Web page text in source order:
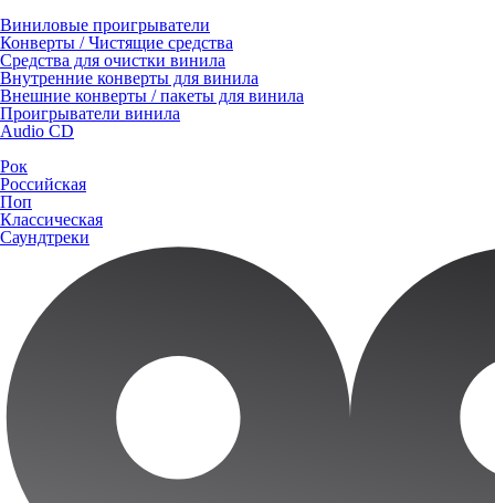
Виниловые проигрыватели
Конверты / Чистящие средства
Средства для очистки винила
Внутренние конверты для винила
Внешние конверты / пакеты для винила
Проигрыватели винила
Audio CD
Рок
Российская
Поп
Классическая
Саундтреки